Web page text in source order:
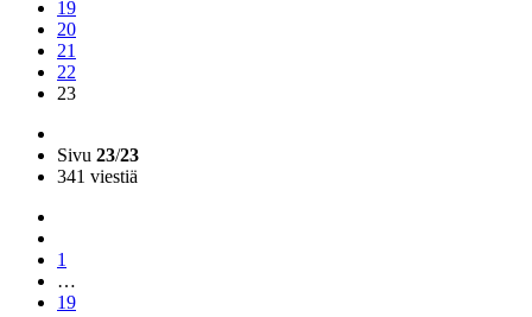
19
20
21
22
23
Sivu 23/23
341 viestiä
1
…
19